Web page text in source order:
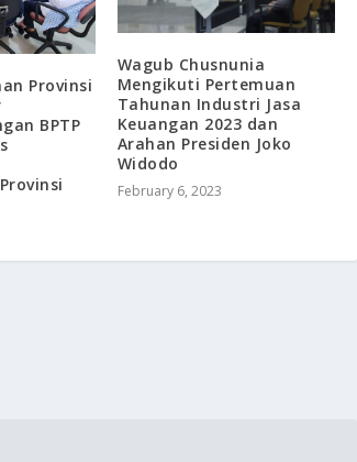
Provinsi
BPTP
Wagub Chusnunia
Mengikuti Pertemuan
Tahunan Industri Jasa
Keuangan 2023 dan
Arahan Presiden Joko
Widodo
February 6, 2023